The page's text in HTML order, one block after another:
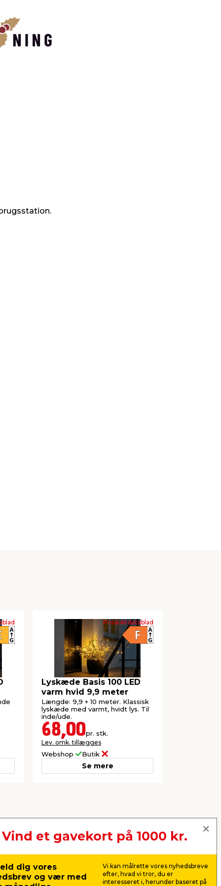
Produktdatablad
Lyskæde Basis 100 LED
varm hvid 9,9 meter
Længde: 9,9 + 10 meter. Klassisk
lyskæde med varmt, hvidt lys. Til
inde/ude.
68,00pr. stk.
Lev. omk. tillægges
Webshop Butik
Se mere
Vind et gavekort på 1000 kr.
dig vores
og vær med
Vi kan målrette vores nyhedsbreve
efter, hvad vi tror, du er
interesseret i, herunder baseret på